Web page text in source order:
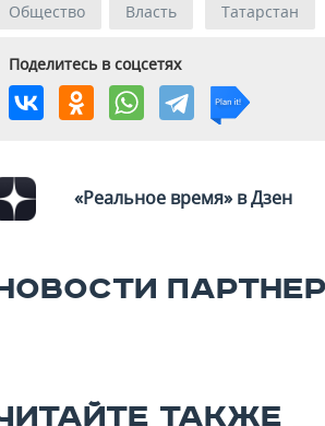
Общество Власть Татарстан
Поделитесь в соцсетях
«Реальное время» в Дзен
ТАКЖЕ